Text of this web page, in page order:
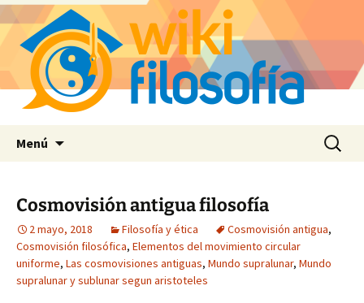
Menú Buscar:
Cosmovisión antigua filosofía
2 mayo, 2018 Filosofía y ética Cosmovisión antigua,
Cosmovisión filosófica, Elementos del movimiento circular
uniforme, Las cosmovisiones antiguas, Mundo supralunar, Mundo
supralunar y sublunar segun aristoteles